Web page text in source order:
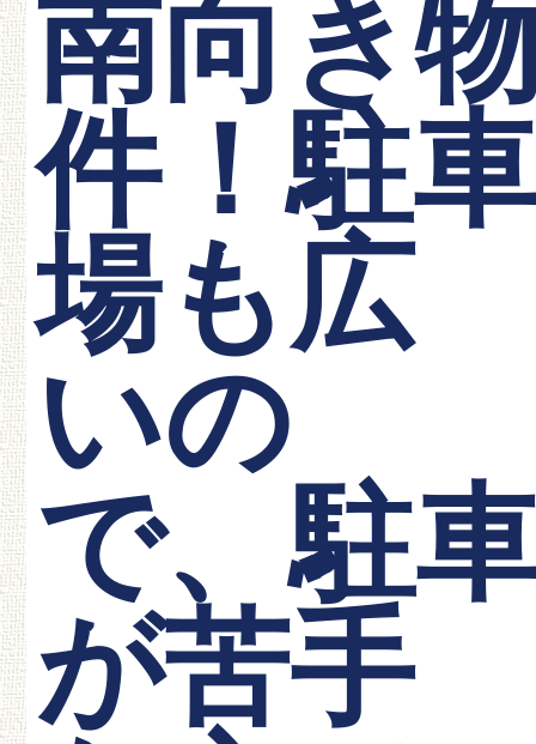
南向き
件！駐
場も広
いの
で、駐
が苦手